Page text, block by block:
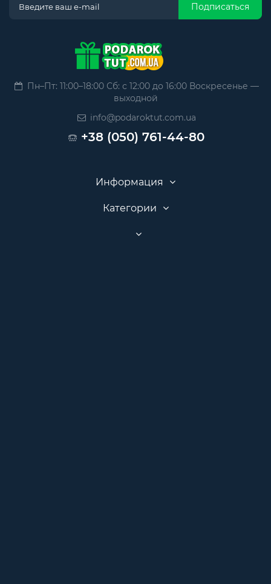
Подписаться
Пн–Пт: 11:00–18:00 Сб: с 12:00 до 16:00 Воскресенье —
выходной
info@podaroktut.com.ua
+38 (050) 761-44-80
Информация
Категории